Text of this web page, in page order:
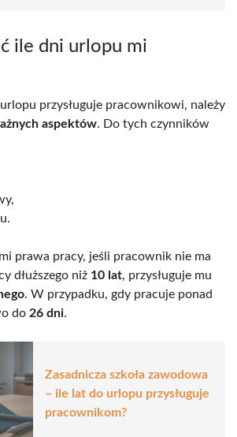
ile dni urlopu mi
przysługuje pracownikowi, należy
aspektów. Do tych czynników
prawa pracy, jeśli pracownik nie ma
dłuższego niż 10 lat, przysługuje mu
. W przypadku, gdy pracuje ponad
do 26 dni.
Zasadnicza szkoła zawodowa
– ile lat do urlopu przysługuje
pracownikom?